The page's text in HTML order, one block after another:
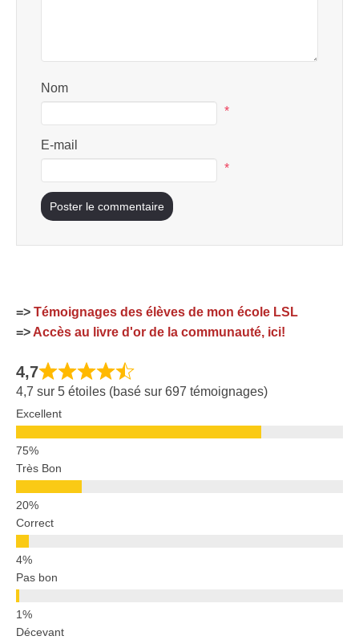
Nom
*
E-mail
*
=> Témoignages des élèves de mon école LSL
=> Accès au livre d'or de la communauté, ici!
4,7
4,7 sur 5 étoiles (basé sur 697 témoignages)
Excellent
Très Bon
Correct
Pas bon
Décevant